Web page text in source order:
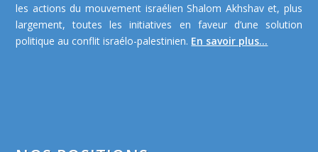
les actions du mouvement israélien Shalom Akhshav et, plus
largement, toutes les initiatives en faveur d’une solution
politique au conflit israélo-palestinien. En savoir plus...